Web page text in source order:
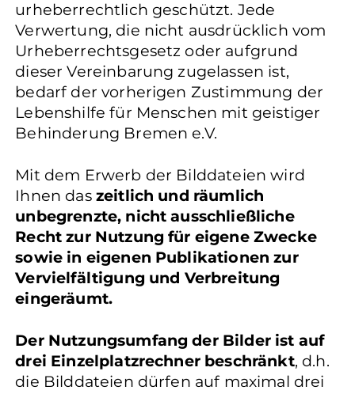
urheberrechtlich geschützt. Jede
Verwertung, die nicht ausdrücklich vom
Urheberrechtsgesetz oder aufgrund
dieser Vereinbarung zugelassen ist,
bedarf der vorherigen Zustimmung der
Lebenshilfe für Menschen mit geistiger
Behinderung Bremen e.V.
Mit dem Erwerb der Bilddateien wird
Ihnen das zeitlich und räumlich
unbegrenzte, nicht ausschließliche
Recht zur Nutzung für eigene Zwecke
sowie in eigenen Publikationen zur
Vervielfältigung und Verbreitung
eingeräumt.
Der Nutzungsumfang der Bilder ist auf
drei Einzelplatzrechner beschränkt, d.h.
die Bilddateien dürfen auf maximal drei